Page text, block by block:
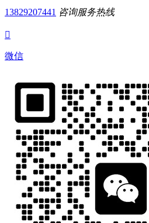
13829207441 咨询服务热线

微信